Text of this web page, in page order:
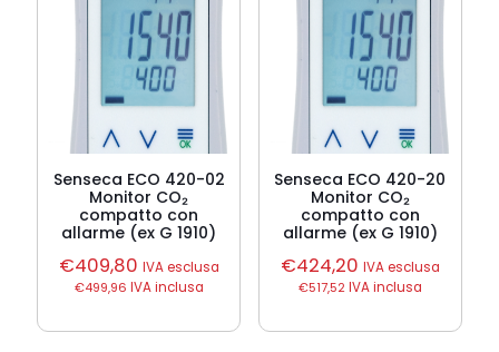
Senseca ECO 420-02
Monitor CO₂
compatto con
allarme (ex G 1910)
€409,80 IVA esclusa
€499,96 IVA inclusa
Senseca ECO 420-20
Monitor CO₂
compatto con
allarme (ex G 1910)
€424,20 IVA esclusa
€517,52IVA inclusa